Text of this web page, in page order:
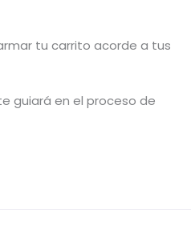
tu carrito acorde a tus
guiará en el proceso de